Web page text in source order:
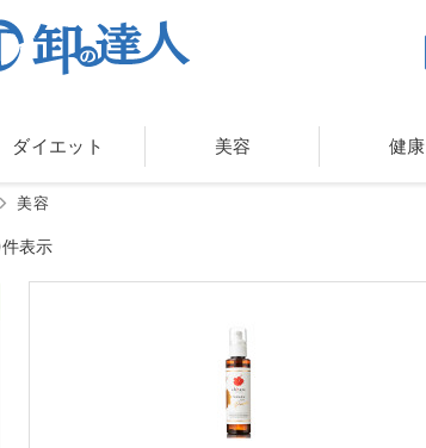
ダイエット 美容 健康
美容
表示